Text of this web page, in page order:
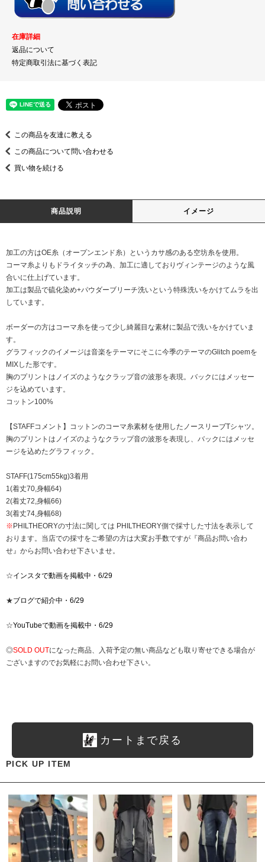
在庫詳細
返品について
特定商取引法に基づく表記
この商品を友達に教える
この商品について問い合わせる
買い物を続ける
商品説明 イメージ
加工の方はOE糸（オープンエンド糸）というカサ感のある空坊糸を使用。
コーマ糸よりもドライタッチの為、加工に適しておりヴィンテージのような風
合いに仕上げています。
加工は製品で硫化染め+パウダーブリーチ洗いという特殊洗いをかけてムラを出
しています。
ボーダーの方はコーマ糸を使って少し綺麗目な素材に製品で洗いをかけていま
す。
グラフィックのイメージは音楽をテーマにそこに今季のテーマのGlitch poemを
MIXした形です。
胸のプリントはノイズのようなクラップ音の波形を表現。バックにはメッセー
ジを込めています。
コットン100%
【STAFFコメント】コットンのコーマ糸素材を使用したノースリーブTシャツ。
胸のプリントはノイズのようなクラップ音の波形を表現し、バックにはメッセ
ージを込めたグラフィック。
STAFF(175cm55kg)3着用
1(着丈70,身幅64)
2(着丈72,身幅66)
3(着丈74,身幅68)
※ PHILTHEORYの寸法に関しては PHILTHEORY側で採寸した寸法を表示して
おります。当店での採寸をご希望の方は大変お手数ですが『商品お問い合わ
せ』からお問い合わせ下さいませ。
☆インスタで動画を掲載中・6/29
★ブログで紹介中・6/29
☆YouTubeで動画を掲載中・6/29
◎SOLD OUTになった商品、入荷予定の無い商品なども取り寄せできる場合が
ございますのでお気軽にお問い合わせ下さい。
カートまで戻る
PICK UP ITEM